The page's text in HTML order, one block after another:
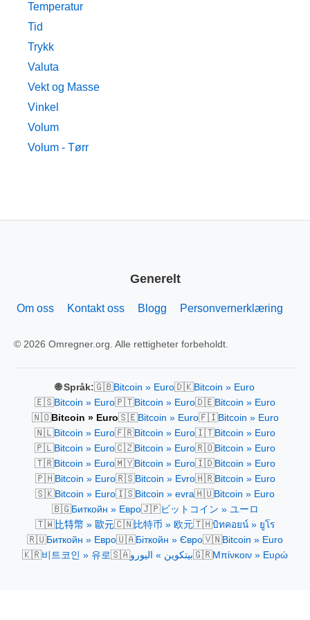
Temperatur
Tid
Trykk
Valuta
Vekt og Masse
Vinkel
Volum
Volum - Tørr
Generelt
Om oss Kontakt oss Blogg Personvernerklæring
© 2026 Omregner.org. Alle rettigheter forbeholdt.
🌐 Språk:🇬🇧Bitcoin » Euro🇩🇰Bitcoin » Euro
🇪🇸Bitcoin » Euro🇵🇹Bitcoin » Euro🇩🇪Bitcoin » Euro
🇳🇴Bitcoin » Euro🇸🇪Bitcoin » Euro🇫🇮Bitcoin » Euro
🇳🇱Bitcoin » Euro🇫🇷Bitcoin » Euro🇮🇹Bitcoin » Euro
🇵🇱Bitcoin » Euro🇨🇿Bitcoin » Euro🇷🇴Bitcoin » Euro
🇹🇷Bitcoin » Euro🇲🇾Bitcoin » Euro🇮🇩Bitcoin » Euro
🇵🇭Bitcoin » Euro🇷🇸Bitcoin » Evro🇭🇷Bitcoin » Euro
🇸🇰Bitcoin » Euro🇮🇸Bitcoin » evra🇭🇺Bitcoin » Euro
🇧🇬Биткойн » Евро🇯🇵ビットコイン » ユーロ
🇹🇼比特幣 » 歐元🇨🇳比特币 » 欧元🇹🇭บิทคอยน์ » ยูโร
🇷🇺Биткойн » Евро🇺🇦Біткойн » Євро🇻🇳Bitcoin » Euro
🇰🇷비트코인 » 유로🇸🇦بيتكوين » اليورو🇬🇷Μπίνκοιν » Ευρώ